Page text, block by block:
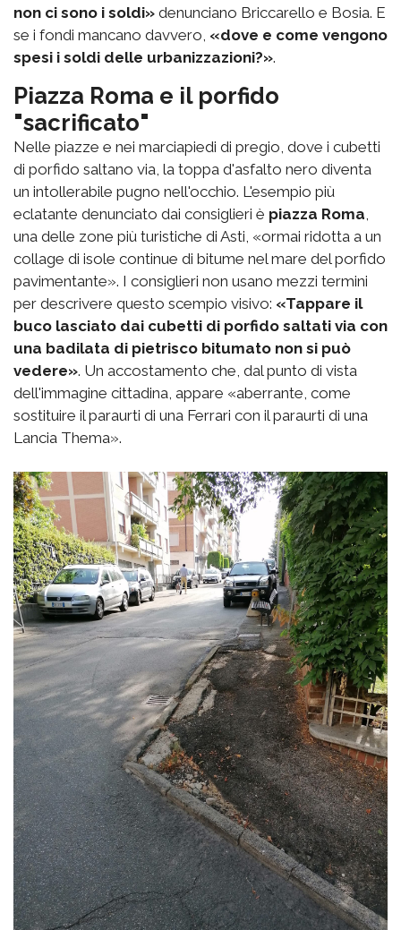
non ci sono i soldi» denunciano Briccarello e Bosia. E
se i fondi mancano davvero, «dove e come vengono
spesi i soldi delle urbanizzazioni?».
Piazza Roma e il porfido
"sacrificato"
Nelle piazze e nei marciapiedi di pregio, dove i cubetti
di porfido saltano via, la toppa d'asfalto nero diventa
un intollerabile pugno nell'occhio. L'esempio più
eclatante denunciato dai consiglieri è piazza Roma
una delle zone più turistiche di Asti, «ormai ridotta a un
collage di isole continue di bitume nel mare del porfido
pavimentante». I consiglieri non usano mezzi termini
per descrivere questo scempio visivo: «Tappare il
buco lasciato dai cubetti di porfido saltati via con
una badilata di pietrisco bitumato non si può
vedere». Un accostamento che, dal punto di vista
dell'immagine cittadina, appare «aberrante, come
sostituire il paraurti di una Ferrari con il paraurti di una
Lancia Thema».